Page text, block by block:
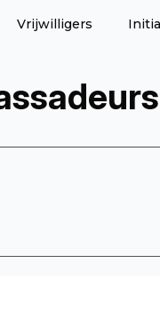
Vrijwilligers